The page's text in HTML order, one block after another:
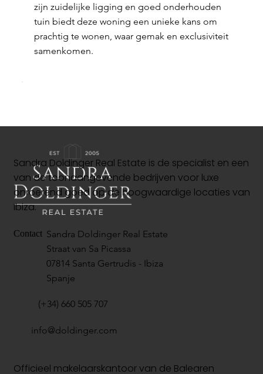
zijn zuidelijke ligging en goed onderhouden
tuin biedt deze woning een unieke kans om
prachtig te wonen, waar gemak en exclusiviteit
samenkomen.
Sandra Doldinger Real Estate is de specialist en een
van de toonaangevende bedrijven voor luxe
onroerend goed op de hoogwaardige locaties van
Ibiza.
Officieel makelaarskantoor van de Balearen
Contact Sandra Doldinger Real Estate
Straat van Sa Picassa
07814 Santa Gertrudis - Ibiza
Spanje
(+34) 660 505 707
info@doldinger.com